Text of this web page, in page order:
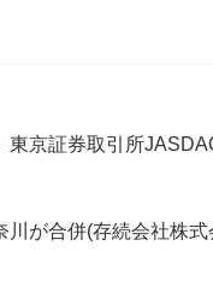
京証券取引所
が合併(存続会社株